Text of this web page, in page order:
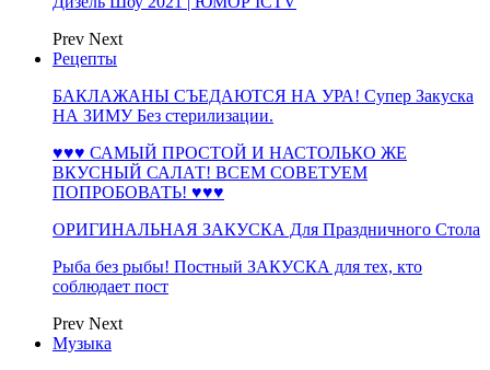
Prev Next
Рецепты
БАКЛАЖАНЫ СЪЕДАЮТСЯ НА УРА! Супер Закуска
НА ЗИМУ Без стерилизации.
♥♥♥ САМЫЙ ПРОСТОЙ И НАСТОЛЬКО ЖЕ
ВКУСНЫЙ САЛАТ! ВСЕМ СОВЕТУЕМ
ПОПРОБОВАТЬ! ♥♥♥
ОРИГИНАЛЬНАЯ ЗАКУСКА Для Праздничного Стола
Рыба без рыбы! Постный ЗАКУСКА для тех, кто
соблюдает пост
Prev Next
Музыка